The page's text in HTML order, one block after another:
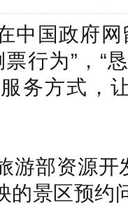
中国政府
票行为”，“
务方式，
游部资源
的景区预